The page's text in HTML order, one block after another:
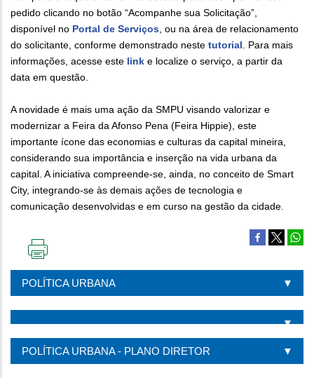
pedido clicando no botão “Acompanhe sua Solicitação”,
disponível no Portal de Serviços , ou na área de relacionamento
do solicitante, conforme demonstrado neste tutorial . Para mais
informações, acesse este link e localize o serviço, a partir da
data em questão.
A novidade é mais uma ação da SMPU visando valorizar e
modernizar a Feira da Afonso Pena (Feira Hippie), este
importante ícone das economias e culturas da capital mineira,
considerando sua importância e inserção na vida urbana da
capital. A iniciativa compreende-se, ainda, no conceito de Smart
City, integrando-se às demais ações de tecnologia e
comunicação desenvolvidas e em curso na gestão da cidade.
ESTA
PÁGINA
POLÍTICA URBANA
POLÍTICA URBANA - PLANO DIRETOR